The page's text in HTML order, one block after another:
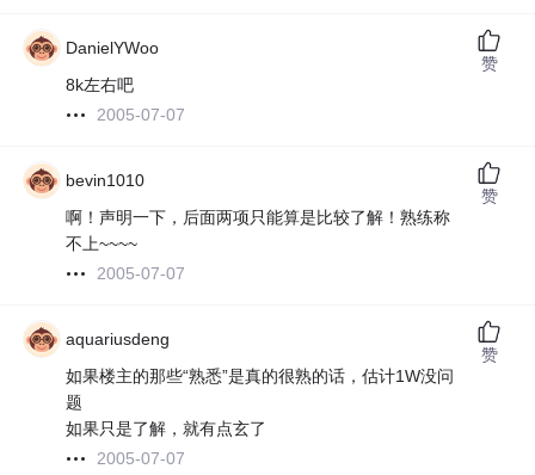
DanielYWoo
8k左右吧
2005-07-07
赞
bevin1010
啊！声明一下，后面两项只能算是比较了解！熟练称
不上~~~~
2005-07-07
赞
aquariusdeng
如果楼主的那些“熟悉”是真的很熟的话，估计1W没问
题
如果只是了解，就有点玄了
2005-07-07
赞